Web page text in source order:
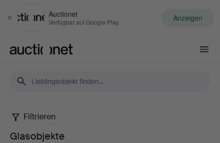
Schließen
Auctionet
Verfügbar auf Google Play Anzeigen
Glasobjekte
Filtrieren
Glasobjekte